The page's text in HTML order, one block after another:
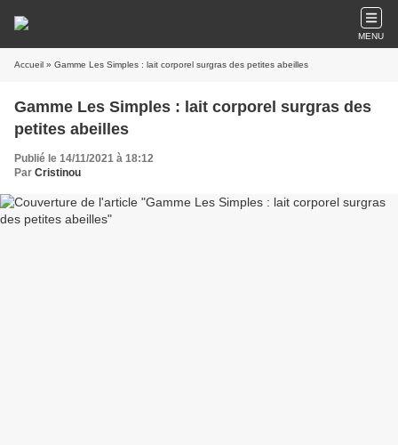
MENU
Accueil » Gamme Les Simples : lait corporel surgras des petites abeilles
Gamme Les Simples : lait corporel surgras des
petites abeilles
Publié le 14/11/2021 à 18:12
Par Cristinou